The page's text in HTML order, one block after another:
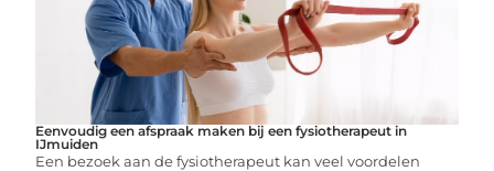
Eenvoudig een afspraak maken bij een fysiotherapeut in
IJmuiden
Een bezoek aan de fysiotherapeut kan veel voordelen